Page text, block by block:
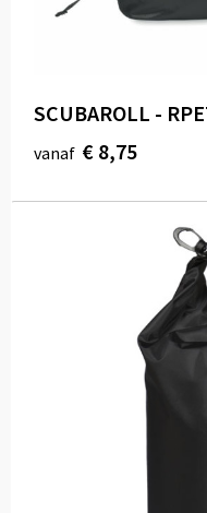
SCUBAROLL -
vanaf € 8,75